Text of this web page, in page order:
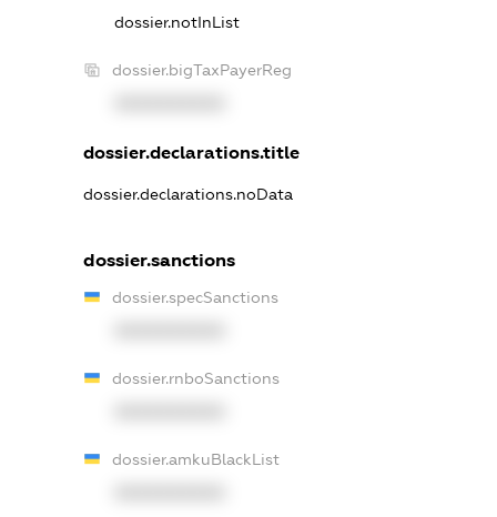
dossier.notInList
dossier.bigTaxPayerReg
dossier.declarations.title
dossier.declarations.noData
dossier.sanctions
dossier.specSanctions
dossier.rnboSanctions
dossier.amkuBlackList